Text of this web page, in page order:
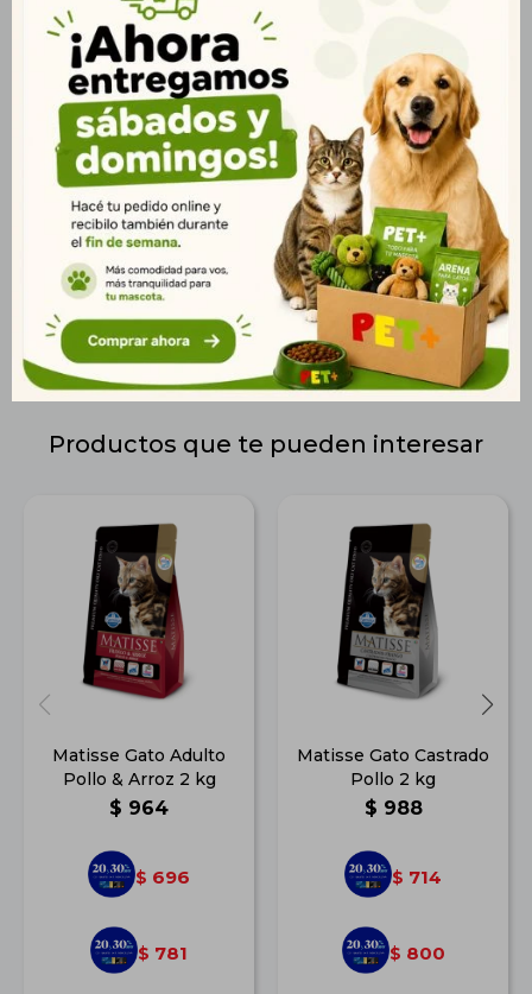
metabolismo energético. Su contenido equilibrado de sodio y
potasio ayuda a mantener una presión arterial estable.
Enriquecido con Omega 3 (EPA y DHA), contribuye a la salud
vascular, reduciendo la inflamación y mejorando la circulación
sanguínea. Además, su combinación de antioxidantes
naturales protege las células del daño oxidativo y refuerza el
sistema inmunológico. Recomendado para perros
diagnosticados con insuficiencia cardíaca, hipertensión o
afecciones cardiovasculares, brindando una alimentación
adaptada a sus necesidades específicas. ? Presentación: Bolsa
de 2kg. ? Entrega rápida en Montevideo y todo Uruguay.
Productos que te pueden interesar
Matisse Gato Adulto
Pollo & Arroz 2 kg
$ 964
$ 696
$ 781
Matisse Gato Castrado
Pollo 2 kg
$ 988
$ 714
$ 800